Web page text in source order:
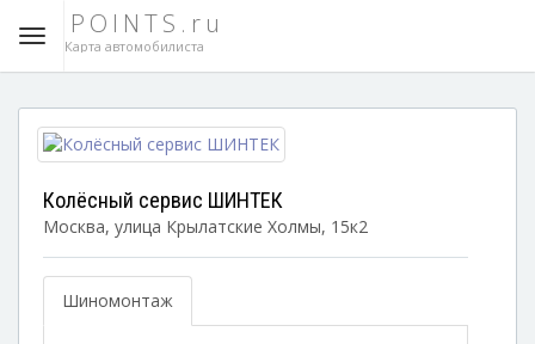
POINTS.ru
Карта автомобилиста
Колёсный сервис ШИНТЕК
Москва, улица Крылатские Холмы, 15к2
Шиномонтаж